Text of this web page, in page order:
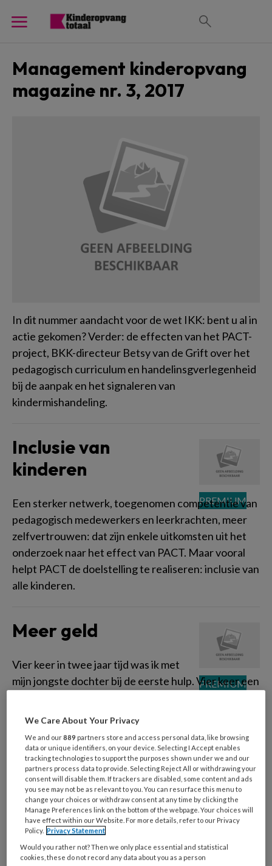
Management kinderopvang
magazine nr. 3, 2017
In dit nummer aandacht voor de wet IKK: bent u al in
actie gekomen? Verder: de effecten van het PACT-
project, BKK-directeur Betsy van de Grift over het
pedagogisch curriculum en handelinsgverlegenheid
bij de aanpak en het signaleren van
kindermishandeling.
Inclusie van
kinderen
Een sterker netwerk, toegenomen competentie van
pedagogisch medewerkers en leerkrachten, meer
zelfvertrouwen: dat zijn enkele uitkomsten uit het
onderzoek naar het effect van PACT. Maar vooral
helpt PACT de doelstelling te realiseren: inclusie van
alle kinderen.
Meer geld
Vier keer in twee jaar tijd was ik met
mijn jongste dochter bij de eerste hulp. Vier keer een
mij verder geen vragen.
Subsidie volgt kind
Nog een half jaar en het
peuterspeelzaalwerk moet voldoen aan de
kwaliteitseisen van de Wet kinderopvang. In deze
We Care About Your Privacy
We and our889 partners store and access personal data, like browsing
data or unique identifiers, on your device. Selecting I Accept enables
tracking technologies to support the purposes shown under we and our
partners process data to provide. Selecting Reject All or withdrawing your
consent will disable them. If trackers are disabled, some content and ads
you see may not be as relevant to you. You can resurface this menu to
change your choices or withdraw consent at any time by clicking the
Manage Preferences link on the bottom of the webpage. Your choices will
have effect within our Website. For more details, refer to our Privacy
Policy. Privacy Statement
Would you rather not? Then we only place essential and statistical
cookies, these do not record any data about you as a person